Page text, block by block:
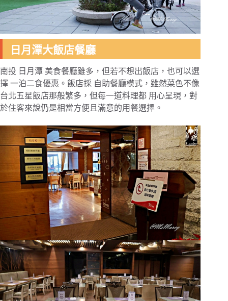
日月潭大飯店餐廳
南投 日月潭 美食餐廳雖多，但若不想出飯店，也可以選
擇 一泊二食優惠。飯店採 自助餐廳模式，雖然菜色不像
台北五星飯店那般繁多，但每一道料理都 用心呈現，對
於住客來說仍是相當方便且滿意的用餐選擇。